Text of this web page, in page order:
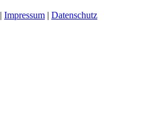
Impressum | Datenschutz